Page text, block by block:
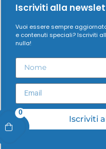
0
Iscriviti alla
Vuoi essere sempre
e contenuti speciali? Iscriviti
nulla!
Iscriviti